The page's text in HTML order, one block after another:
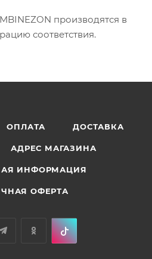
производятся в
соответствия.
ОПЛАТА ДОСТАВКА
АДРЕС МАГАЗИНА
ИНФОРМАЦИЯ
ОФЕРТА